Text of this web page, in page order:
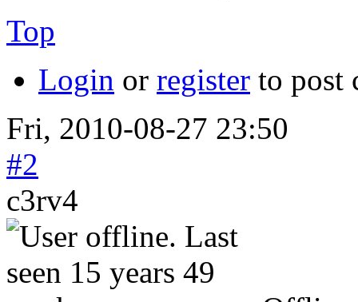
Top
Login or register to post
Fri, 2010-08-27 23:50
#2
c3rv4